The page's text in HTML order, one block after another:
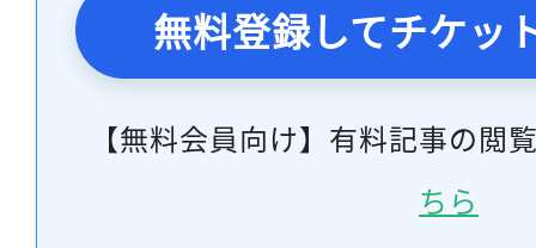
無料登録してチケッ
【無料会員向け】有料記事の閲
ちら